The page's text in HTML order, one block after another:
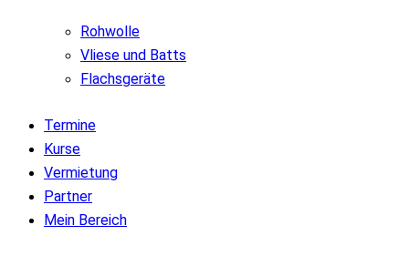
Rohwolle
Vliese und Batts
Flachsgeräte
Termine
Kurse
Vermietung
Partner
Mein Bereich